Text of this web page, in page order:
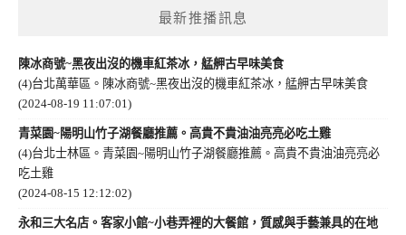
最新推播訊息
陳冰商號~黑夜出沒的機車紅茶冰，艋舺古早味美食
(4)台北萬華區。陳冰商號~黑夜出沒的機車紅茶冰，艋舺古早味美食
(2024-08-19 11:07:01)
青菜園~陽明山竹子湖餐廳推薦。高貴不貴油油亮亮必吃土雞
(4)台北士林區。青菜園~陽明山竹子湖餐廳推薦。高貴不貴油油亮亮必
吃土雞
(2024-08-15 12:12:02)
永和三大名店。客家小館~小巷弄裡的大餐館，質感與手藝兼具的在地